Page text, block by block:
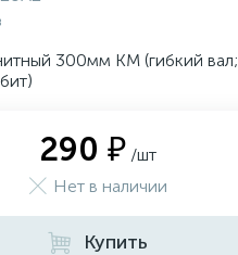
300мм КМ (гибкий вал;
290 ₽ /шт
Нет в наличии
Купить